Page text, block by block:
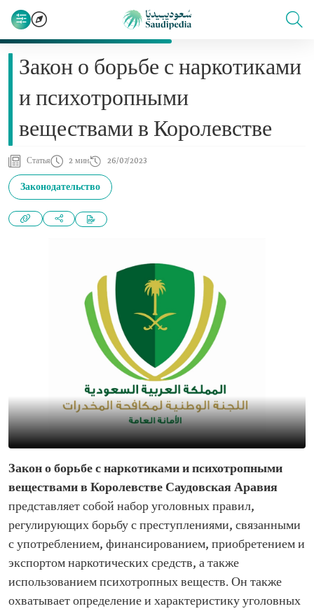
Закон о борьбе с наркотиками
и психотропными
веществами в Королевстве
Статья 2 мин 26/07/2023
Законодательство
Закон о борьбе с наркотиками и психотропными
веществами в Королевстве Саудовская Аравия
представляет собой набор уголовных правил,
регулирующих борьбу с преступлениями, связанными
с употреблением, финансированием, приобретением и
экспортом наркотических средств, а также
использованием психотропных веществ. Он также
охватывает определение и характеристику уголовных